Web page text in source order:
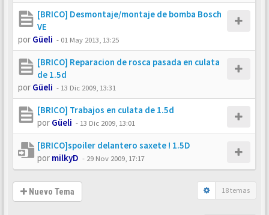
[BRICO] Desmontaje/montaje de bomba Bosch
VE
por Güeli - 01 May 2013, 13:25
[BRICO] Reparacion de rosca pasada en culata
de 1.5d
por Güeli - 13 Dic 2009, 13:31
[BRICO] Trabajos en culata de 1.5d
por Güeli - 13 Dic 2009, 13:01
[BRICO]spoiler delantero saxete ! 1.5D
por milkyD - 29 Nov 2009, 17:17
Nuevo Tema 18 temas